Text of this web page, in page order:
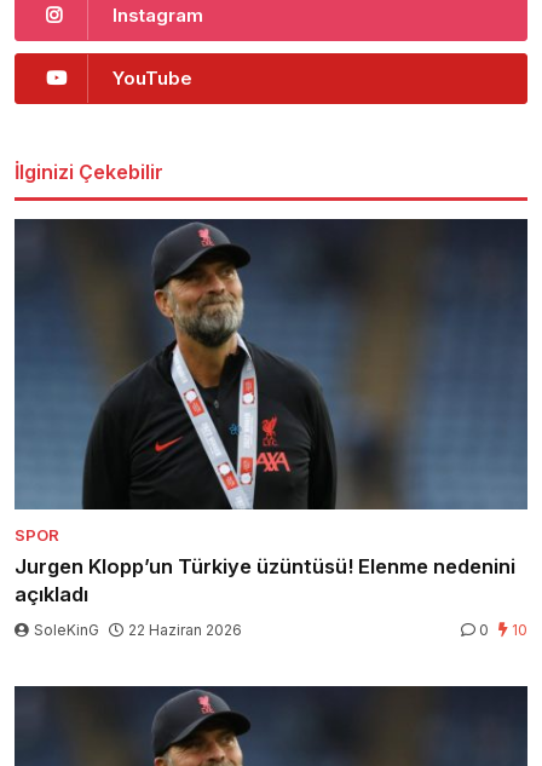
Instagram
YouTube
İlginizi Çekebilir
SPOR
Jurgen Klopp’un Türkiye üzüntüsü! Elenme nedenini
açıkladı
SoleKinG 22 Haziran 2026 0 10